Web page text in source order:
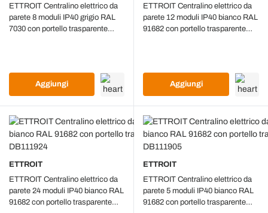
ETTROIT Centralino elettrico da
parete 8 moduli IP40 grigio RAL
7030 con portello trasparente
Aggiungi
ETTROIT Centralino elettrico da
parete 12 moduli IP40 bianco RAL
91682 con portello trasparente
Aggiungi
ETTROIT
ETTROIT Centralino elettrico da
parete 24 moduli IP40 bianco RAL
91682 con portello trasparente
ETTROIT
ETTROIT Centralino elettrico da
parete 5 moduli IP40 bianco RAL
91682 con portello trasparente